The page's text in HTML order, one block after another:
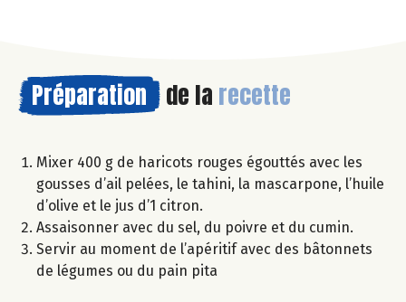
Préparation de la recette
Mixer 400 g de haricots rouges égouttés avec les
gousses d’ail pelées, le tahini, la mascarpone, l’huile
d’olive et le jus d’1 citron.
Assaisonner avec du sel, du poivre et du cumin.
Servir au moment de l’apéritif avec des bâtonnets
de légumes ou du pain pita